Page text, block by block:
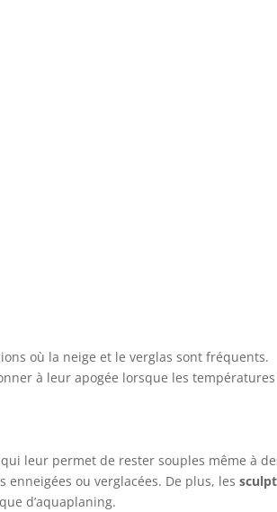
où la neige et le verglas sont fréquents.
à leur apogée lorsque les températures
leur permet de rester souples même à
enneigées ou verglacées. De plus, les
d’aquaplaning.